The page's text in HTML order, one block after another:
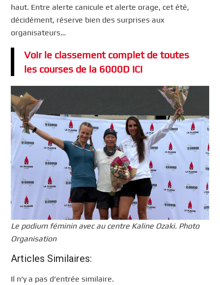
haut. Entre alerte canicule et alerte orage, cet été,
décidément, réserve bien des surprises aux
organisateurs…
Voir le classement complet de toutes
les courses de la 6000D ICI
Le podium féminin avec au centre Kaline Ozaki. Photo
Organisation
Articles Similaires:
Il n’y a pas d’entrée similaire.